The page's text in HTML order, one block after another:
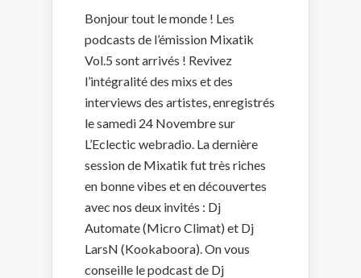
Bonjour tout le monde ! Les
podcasts de l’émission Mixatik
Vol.5 sont arrivés ! Revivez
l’intégralité des mixs et des
interviews des artistes, enregistrés
le samedi 24 Novembre sur
L’Eclectic webradio. La dernière
session de Mixatik fut très riches
en bonne vibes et en découvertes
avec nos deux invités : Dj
Automate (Micro Climat) et Dj
LarsN (Kookaboora). On vous
conseille le podcast de Dj